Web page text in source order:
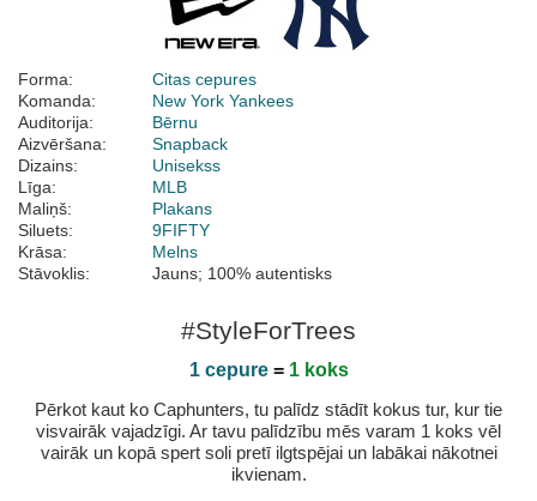
Forma:
Citas cepures
Komanda:
New York Yankees
Auditorija:
Bērnu
Aizvēršana:
Snapback
Dizains:
Unisekss
Līga:
MLB
Maliņš:
Plakans
Siluets:
9FIFTY
Krāsa:
Melns
Stāvoklis:
Jauns; 100% autentisks
#StyleForTrees
1 cepure= 1 koks
Pērkot kaut ko Caphunters, tu palīdz stādīt kokus tur, kur tie
visvairāk vajadzīgi. Ar tavu palīdzību mēs varam 1 koks vēl
vairāk un kopā spert soli pretī ilgtspējai un labākai nākotnei
ikvienam.